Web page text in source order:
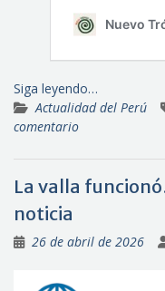
Siga leyendo…
Actualidad del Perú
comentario
La valla
noticia
26 de abril de 2026